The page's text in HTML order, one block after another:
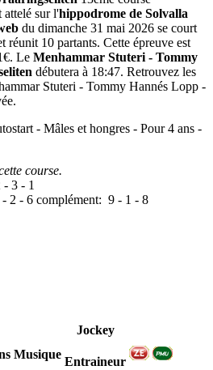
sur l'hippodrome de Solvalla
du dimanche 31 mai 2026 se court
réunit 10 partants. Cette épreuve est
Le Menhammar Stuteri - Tommy
débutera à 18:47. Retrouvez les
Stuteri - Tommy Hannés Lopp -
- Mâles et hongres - Pour 4 ans -
course.
- 3 - 1
- 2 - 6 complément: 9 - 1 - 8
Musique
Jockey
Entraineur